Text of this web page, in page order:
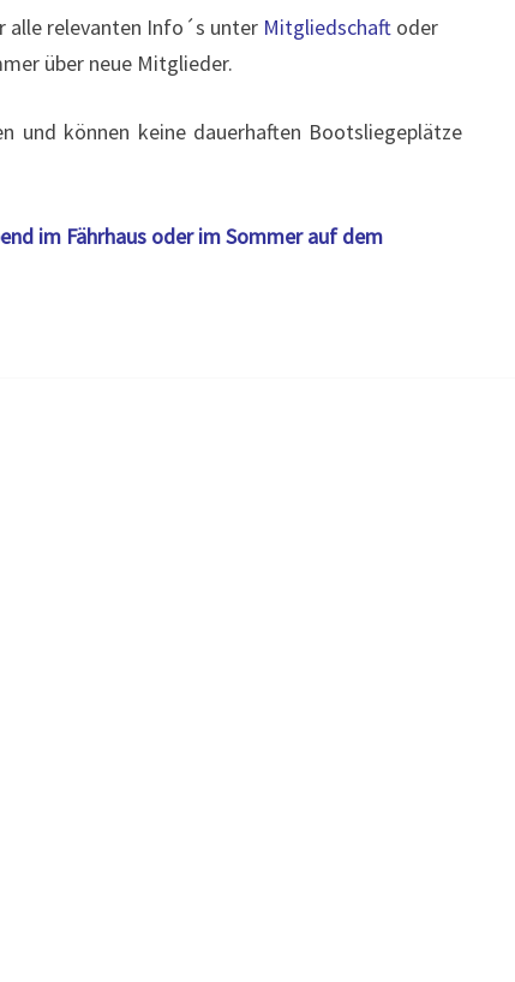
alle relevanten Info´s unter Mitgliedschaft oder
über neue Mitglieder.
und können keine dauerhaften Bootsliegeplätze
im Fährhaus oder im Sommer auf dem